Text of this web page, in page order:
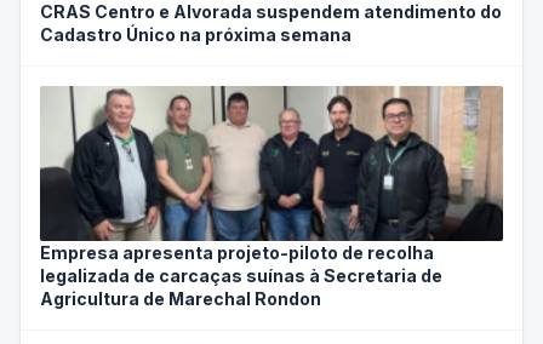
CRAS Centro e Alvorada suspendem atendimento do
Cadastro Único na próxima semana
Empresa apresenta projeto-piloto de recolha
legalizada de carcaças suínas à Secretaria de
Agricultura de Marechal Rondon